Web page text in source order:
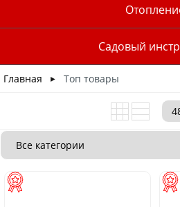
Садовый
Главная ► Топ товары